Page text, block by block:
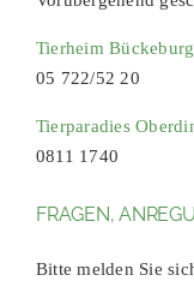
Tierheim
05 722/52 20
Tierparadies
0811 1740
FRAGEN,
Bitte melden Sie